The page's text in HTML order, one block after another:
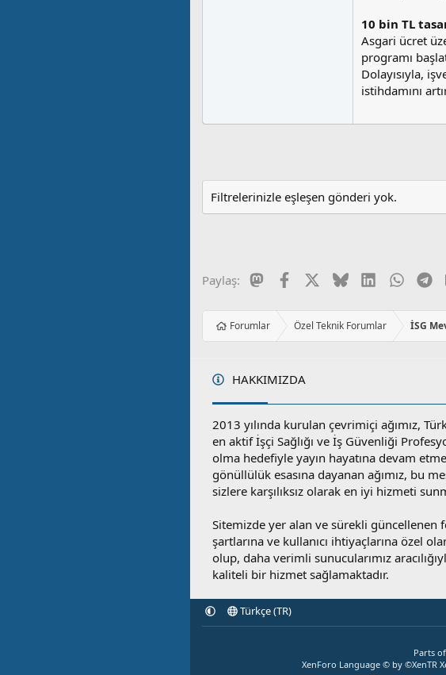
10 bin TL
Asgari ücret
programı
Dolayısıyla,
istihdamını
Filtrelerinizle eşleşen gönderi yok.
Paylaş: MastodonFacebook BlueskyLinkedIn
Forumlar Özel Teknik Forumlar İSG
HAKKIMIZDA
2013 yılında kurulan çevrimiçi ağımız,
en aktif İşçi Sağlığı ve İş Güvenliği
olma hedefiyle yayın hayatına devam
gönüllülük esasına dayanan ağımız, bu
sizlere karşılıksız olarak en iyi hizmeti
Sitemizde yer alan ve sürekli güncellenen
şartlarına ve kullanıcı ihtiyaçlarına özel
olup, daha verimli sunucularımız
kaliteli bir hizmet sağlamaktadır.
Türkçe (TR)
Parts
XenForo Language © by ©XenTR